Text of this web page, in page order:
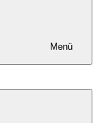
Menü